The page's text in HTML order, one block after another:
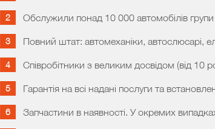
Обслужили понад 10 000 автомобілів
Повний штат: автомеханіки, автослюсарі,
Співробітники з великим досвідом (від 10
Гарантія на всі надані послуги та
Запчастини в наявності. У окремих